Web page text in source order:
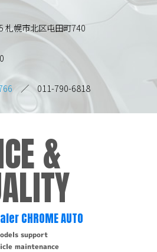
札幌市北区屯田町740
／ 011-790-6818
&
CHROME AUTO
support
maintenance